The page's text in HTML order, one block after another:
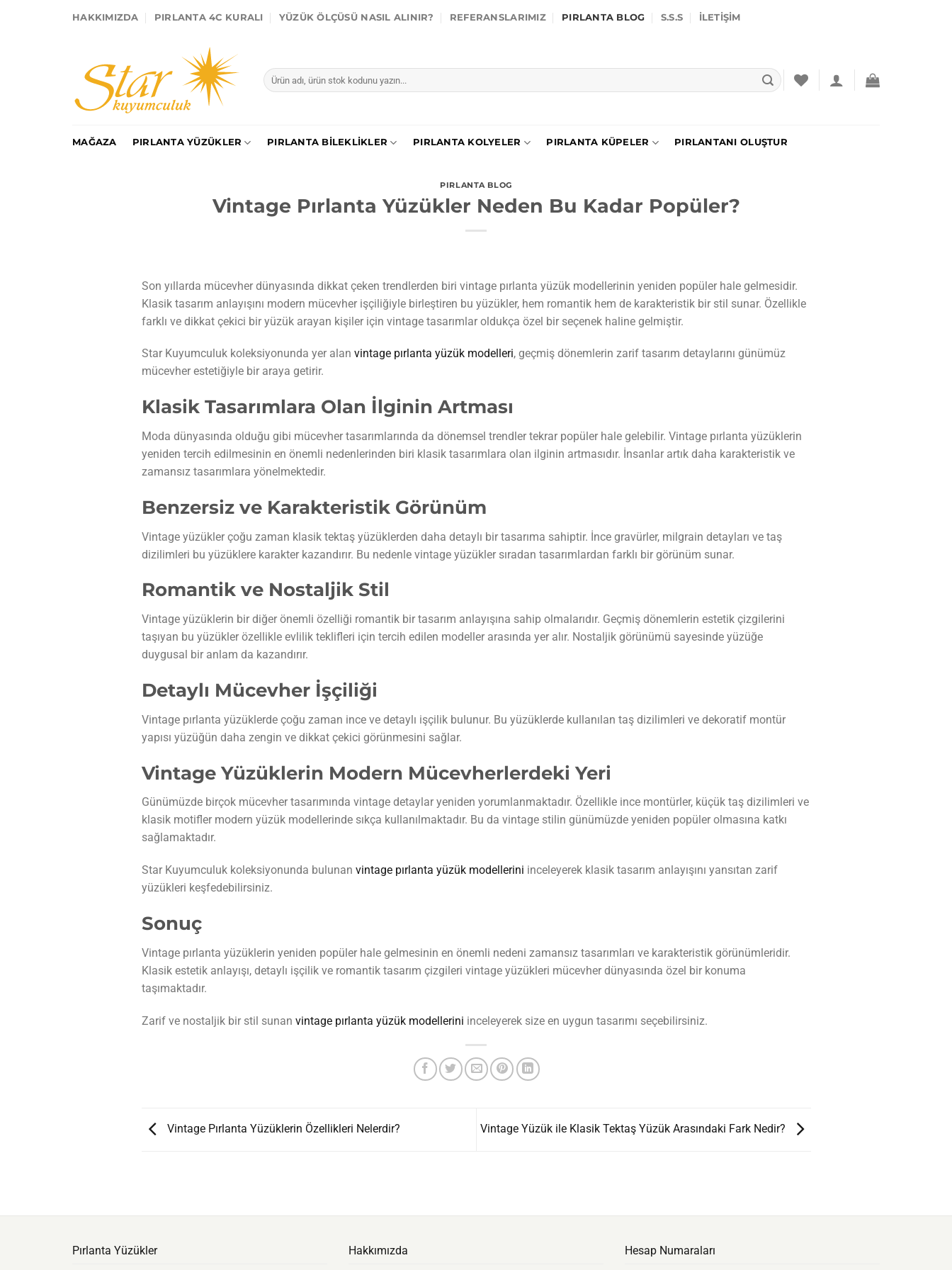
HAKKIMIZDA PIRLANTA 4C KURALI YÜZÜK ÖLÇÜSÜ NASIL ALINIR? REFERANSLARIMIZ PIRLANTA BLOG S.S.S İLETIŞIM
Ara:
MAĞAZA PIRLANTA YÜZÜKLER PIRLANTA BILEKLIKLER PIRLANTA KOLYELER PIRLANTA KÜPELER PIRLANTANI OLUŞTUR
PIRLANTA BLOG
Vintage Pırlanta Yüzükler Neden Bu Kadar Popüler?
Son yıllarda mücevher dünyasında dikkat çeken trendlerden biri vintage pırlanta yüzük modellerinin yeniden popüler hale gelmesidir.
Klasik tasarım anlayışını modern mücevher işçiliğiyle birleştiren bu yüzükler, hem romantik hem de karakteristik bir stil sunar. Özellikle
farklı ve dikkat çekici bir yüzük arayan kişiler için vintage tasarımlar oldukça özel bir seçenek haline gelmiştir.
Star Kuyumculuk koleksiyonunda yer alan vintage pırlanta yüzük modelleri, geçmiş dönemlerin zarif tasarım detaylarını günümüz
mücevher estetiğiyle bir araya getirir.
Klasik Tasarımlara Olan İlginin Artması
Moda dünyasında olduğu gibi mücevher tasarımlarında da dönemsel trendler tekrar popüler hale gelebilir. Vintage pırlanta yüzüklerin
yeniden tercih edilmesinin en önemli nedenlerinden biri klasik tasarımlara olan ilginin artmasıdır. İnsanlar artık daha karakteristik ve
zamansız tasarımlara yönelmektedir.
Benzersiz ve Karakteristik Görünüm
Vintage yüzükler çoğu zaman klasik tektaş yüzüklerden daha detaylı bir tasarıma sahiptir. İnce gravürler, milgrain detayları ve taş
dizilimleri bu yüzüklere karakter kazandırır. Bu nedenle vintage yüzükler sıradan tasarımlardan farklı bir görünüm sunar.
Romantik ve Nostaljik Stil
Vintage yüzüklerin bir diğer önemli özelliği romantik bir tasarım anlayışına sahip olmalarıdır. Geçmiş dönemlerin estetik çizgilerini
taşıyan bu yüzükler özellikle evlilik teklifleri için tercih edilen modeller arasında yer alır. Nostaljik görünümü sayesinde yüzüğe
duygusal bir anlam da kazandırır.
Detaylı Mücevher İşçiliği
Vintage pırlanta yüzüklerde çoğu zaman ince ve detaylı işçilik bulunur. Bu yüzüklerde kullanılan taş dizilimleri ve dekoratif montür
yapısı yüzüğün daha zengin ve dikkat çekici görünmesini sağlar.
Vintage Yüzüklerin Modern Mücevherlerdeki Yeri
Günümüzde birçok mücevher tasarımında vintage detaylar yeniden yorumlanmaktadır. Özellikle ince montürler, küçük taş dizilimleri ve
klasik motifler modern yüzük modellerinde sıkça kullanılmaktadır. Bu da vintage stilin günümüzde yeniden popüler olmasına katkı
sağlamaktadır.
Star Kuyumculuk koleksiyonunda bulunan vintage pırlanta yüzük modellerini inceleyerek klasik tasarım anlayışını yansıtan zarif
yüzükleri keşfedebilirsiniz.
Sonuç
Vintage pırlanta yüzüklerin yeniden popüler hale gelmesinin en önemli nedeni zamansız tasarımları ve karakteristik görünümleridir.
Klasik estetik anlayışı, detaylı işçilik ve romantik tasarım çizgileri vintage yüzükleri mücevher dünyasında özel bir konuma
taşımaktadır.
Zarif ve nostaljik bir stil sunan vintage pırlanta yüzük modellerini inceleyerek size en uygun tasarımı seçebilirsiniz.
Vintage Pırlanta Yüzüklerin Özellikleri Nelerdir? Vintage Yüzük ile Klasik Tektaş Yüzük Arasındaki Fark Nedir?
Pırlanta Yüzükler Hakkımızda Hesap Numaraları